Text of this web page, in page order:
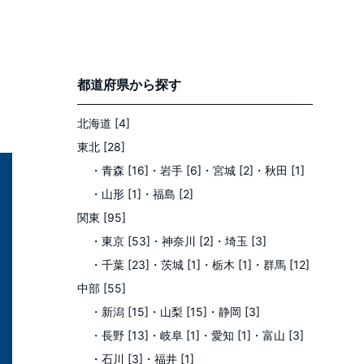
都道府県から探す
北海道 [4]
東北 [28]
・青森 [16] ・岩手 [6] ・宮城 [2] ・秋田 [1]
・山形 [1] ・福島 [2]
関東 [95]
・東京 [53] ・神奈川 [2] ・埼玉 [3]
・千葉 [23] ・茨城 [1] ・栃木 [1] ・群馬 [12]
中部 [55]
・新潟 [15] ・山梨 [15] ・静岡 [3]
・長野 [13] ・岐阜 [1] ・愛知 [1] ・富山 [3]
・石川 [3] ・福井 [1]